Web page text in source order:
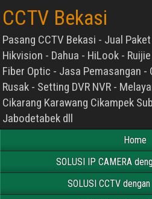
CCTV Bekasi
Pasang CCTV Bekasi - Jual
Hikvision - Dahua - HiLook -
Fiber Optic - Jasa Pemasangan -
Rusak - Setting DVR NVR -
Cikarang Karawang Cikampek
Jabodetabek dll
Home
SOLUSI IP CAMERA
SOLUSI CCTV